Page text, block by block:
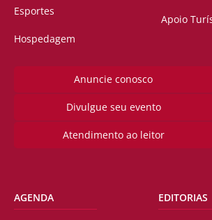
Esportes
Hospedagem
Apoio
Anuncie conosco
Divulgue seu evento
Atendimento ao leitor
AGENDA EDITORIAS